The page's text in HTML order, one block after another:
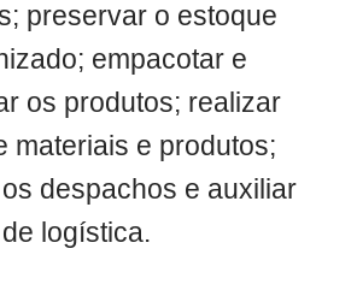
preservar o estoque
empacotar e
os produtos; realizar
materiais e produtos;
despachos e auxiliar
logística.